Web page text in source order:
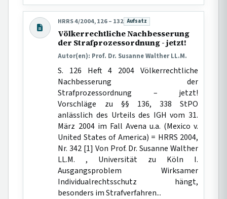
HRRS 4/2004, 126 – 132 Beitragsart:
Aufsatz
Völkerrechtliche Nachbesserung
der Strafprozessordnung - jetzt!
Autor(en): Prof. Dr. Susanne Walther LL.M.
S. 126 Heft 4 2004 Völkerrechtliche
Nachbesserung der
Strafprozessordnung – jetzt!
Vorschläge zu §§ 136, 338 StPO
anlässlich des Urteils des IGH vom 31.
März 2004 im Fall Avena u.a. (Mexico v.
United States of America) = HRRS 2004,
Nr. 342 [1] Von Prof. Dr. Susanne Walther
LL.M. , Universität zu Köln I.
Ausgangsproblem Wirksamer
Individualrechtsschutz hängt,
besonders im Strafverfahren...